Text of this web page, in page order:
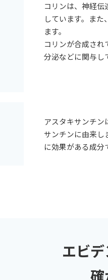
コリンは、神経
しています。ま
ます。
コリンが合成さ
分泌などに関与し
アスタキサンチ
サンチンに由来し
に効果がある成分
エビ